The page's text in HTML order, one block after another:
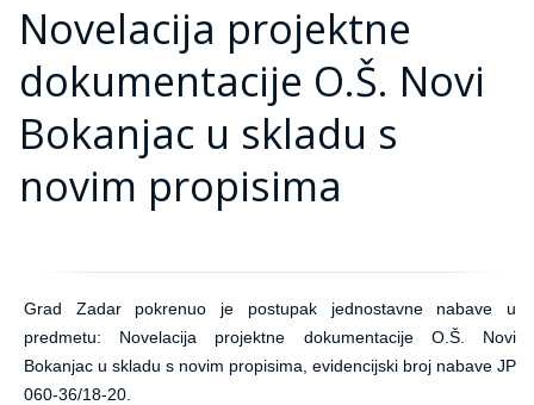
Novelacija projektne
dokumentacije O.Š. Novi
Bokanjac u skladu s
novim propisima
Grad Zadar pokrenuo je postupak jednostavne nabave u
predmetu: Novelacija projektne dokumentacije O.Š. Novi
Bokanjac u skladu s novim propisima, evidencijski broj nabave JP
060-36/18-20.